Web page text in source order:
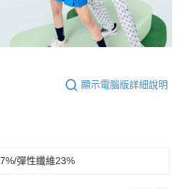
顯示電腦版詳細說明
彈性纖維23%